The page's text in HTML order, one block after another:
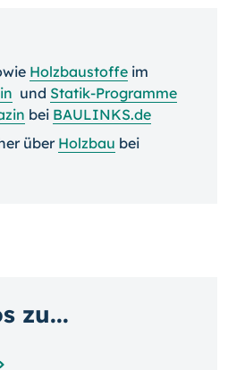
Holzbaustoffe im
und Statik-Programme
bei BAULINKS.de
über Holzbau bei
zu...